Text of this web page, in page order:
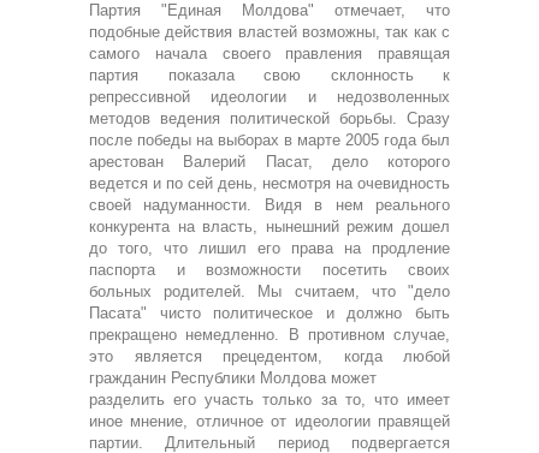
Партия "Единая Молдова" отмечает, что
подобные действия властей возможны, так как с
самого начала своего правления правящая
партия показала свою склонность к
репрессивной идеологии и недозволенных
методов ведения политической борьбы. Сразу
после победы на выборах в марте 2005 года был
арестован Валерий Пасат, дело которого
ведется и по сей день, несмотря на очевидность
своей надуманности. Видя в нем реального
конкурента на власть, нынешний режим дошел
до того, что лишил его права на продление
паспорта и возможности посетить своих
больных родителей. Мы считаем, что "дело
Пасата" чисто политическое и должно быть
прекращено немедленно. В противном случае,
это является прецедентом, когда любой
гражданин Республики Молдова может
разделить его участь только за то, что имеет
иное мнение, отличное от идеологии правящей
партии. Длительный период подвергается